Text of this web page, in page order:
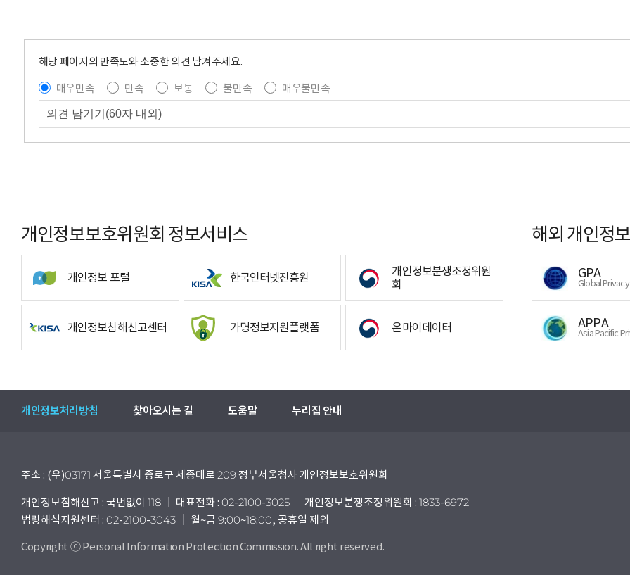
해당 페이지의 만족도와 소중한 의견 남겨주세요.
매우만족
만족 보통 불만족 매우불만족
개인정보보호위원회 정보서비스
개인정보 포털 한국인터넷진흥원
개인정보분쟁조정위원
회
개인정보침해신고센터 가명정보지원플랫폼 온마이데이터
해외 개인정
GPA
Global
APPA
Asia Pacific
개인정보처리방침 찾아오시는 길 도움말 누리집 안내
주소 : (우)03171 서울특별시 종로구 세종대로 209 정부서울청사 개인정보보호위원회
개인정보침해신고 : 국번없이 118 대표전화 : 02-2100-3025
개인정보분쟁조정위원회 : 1833-6972
법령해석지원센터 : 02-2100-3043
월~금 9:00~18:00, 공휴일 제외
Copyright ⓒ Personal Information Protection Commission. All right reserved.